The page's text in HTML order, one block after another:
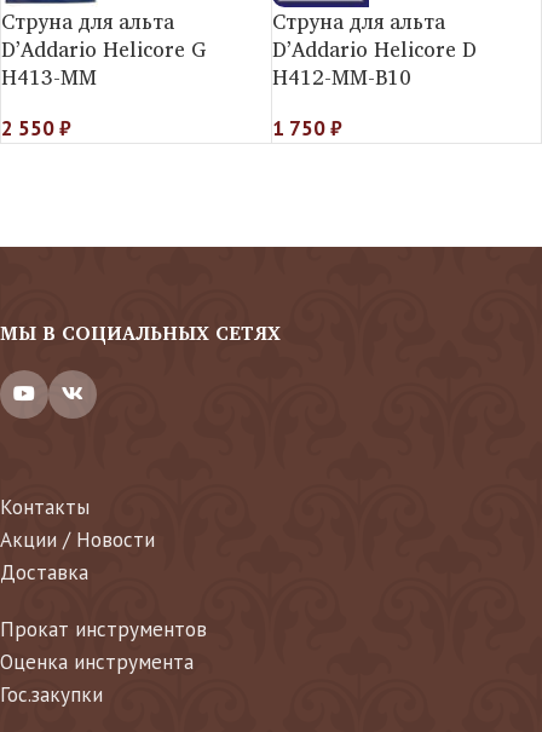
Струна для альта
D’Addario Helicorе G
H413-MM
2 550₽
Струна для альта
D’Addario Helicorе D
H412-MM-B10
1 750₽
МЫ В СОЦИАЛЬНЫХ СЕТЯХ
Контакты
Акции / Новости
Доставка
Прокат инструментов
Оценка инструмента
Гос.закупки